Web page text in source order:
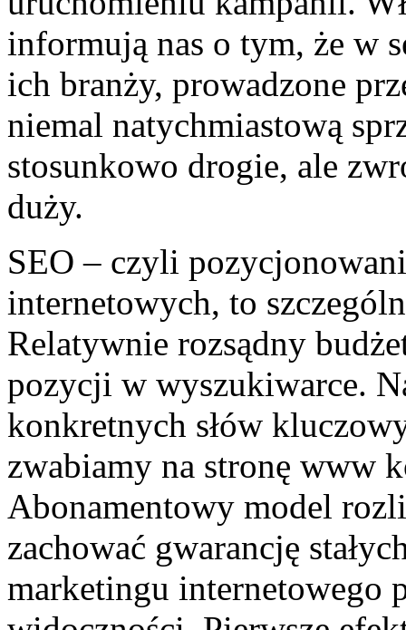
informują nas o tym, że w
ich branży, prowadzone
niemal natychmiastową
stosunkowo drogie, ale
duży.
SEO – czyli
internetowych, to
Relatywnie rozsądny
pozycji w wyszukiwarce.
konkretnych słów
zwabiamy na stronę www
Abonamentowy model
zachować gwarancję
marketingu internetowego